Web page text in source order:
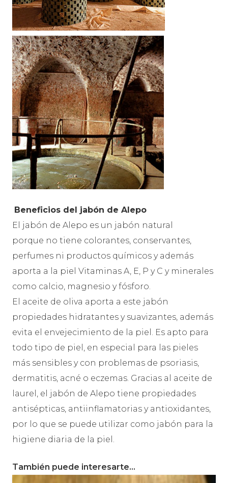
Beneficios del jabón de Alepo
El jabón de Alepo es un jabón natural
porque no tiene colorantes, conservantes,
perfumes ni productos químicos y además
aporta a la piel Vitaminas A, E, P y C y minerales
como calcio, magnesio y fósforo.
El aceite de oliva aporta a este jabón
propiedades hidratantes y suavizantes, además
evita el envejecimiento de la piel. Es apto para
todo tipo de piel, en especial para las pieles
más sensibles y con problemas de psoriasis,
dermatitis, acné o eczemas. Gracias al aceite de
laurel, el jabón de Alepo tiene propiedades
antisépticas, antiinflamatorias y antioxidantes,
por lo que se puede utilizar como jabón para la
higiene diaria de la piel.
También puede interesarte…